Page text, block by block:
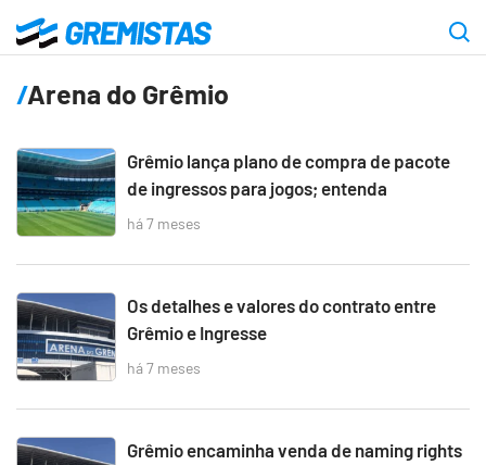
para
conteúdo
Gremistas
Arena do Grêmio
Grêmio lança plano de compra de pacote
de ingressos para jogos; entenda
há 7 meses
Os detalhes e valores do contrato entre
Grêmio e Ingresse
há 7 meses
Grêmio encaminha venda de naming rights